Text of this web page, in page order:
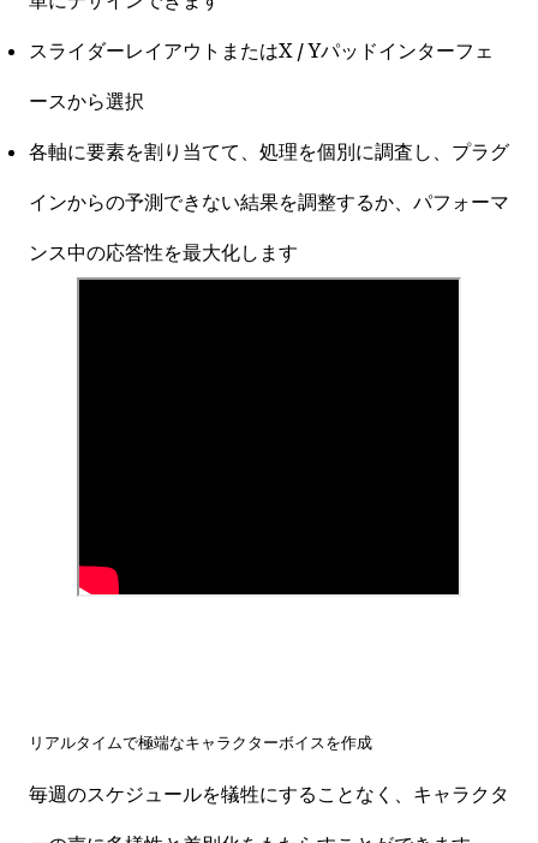
スライダーレイアウトまたはX / Yパッドインターフェ
ースから選択
各軸に要素を割り当てて、処理を個別に調査し、プラグ
インからの予測できない結果を調整するか、パフォーマ
ンス中の応答性を最大化します
リアルタイムで極端なキャラクターボイスを作成
毎週のスケジュールを犠牲にすることなく、キャラクタ